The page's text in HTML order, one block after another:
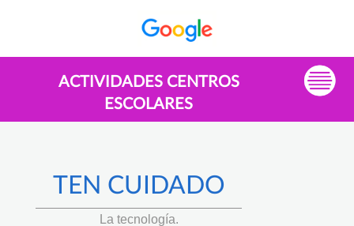
ACTIVIDADES CENTROS
ESCOLARES
TEN CUIDADO
La tecnología.